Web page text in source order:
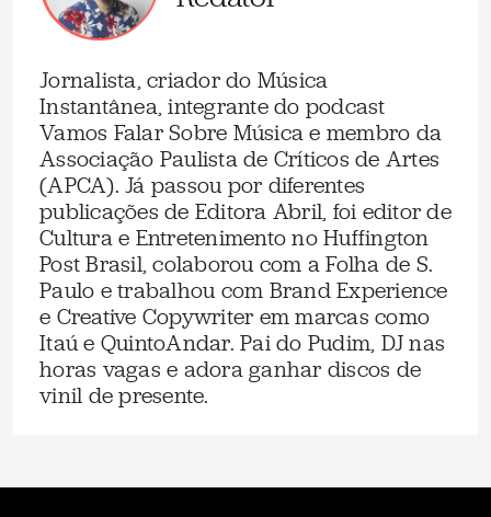
Jornalista, criador do Música
Instantânea, integrante do podcast
Vamos Falar Sobre Música e membro da
Associação Paulista de Críticos de Artes
(APCA). Já passou por diferentes
publicações de Editora Abril, foi editor de
Cultura e Entretenimento no Huffington
Post Brasil, colaborou com a Folha de S.
Paulo e trabalhou com Brand Experience
e Creative Copywriter em marcas como
Itaú e QuintoAndar. Pai do Pudim, DJ nas
horas vagas e adora ganhar discos de
vinil de presente.